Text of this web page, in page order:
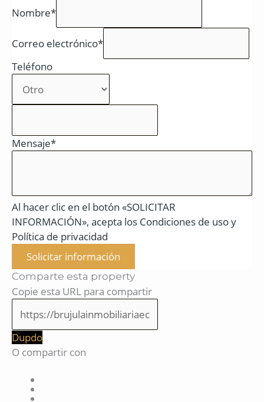
Nombre*
Correo electrónico*
Teléfono
Mensaje*
Al hacer clic en el botón «SOLICITAR
INFORMACIÓN», acepta los Condiciones de uso y
Política de privacidad
Solicitar información
Comparte esta property
Copie esta URL para compartir
Dupdo
O compartir con